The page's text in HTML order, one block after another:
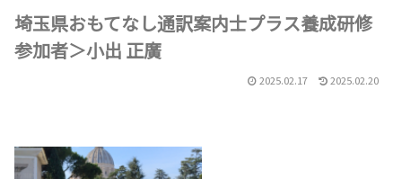
埼玉県おもてなし通訳案内士プラス養成研修
参加者＞小出 正廣
2025.02.17 2025.02.20